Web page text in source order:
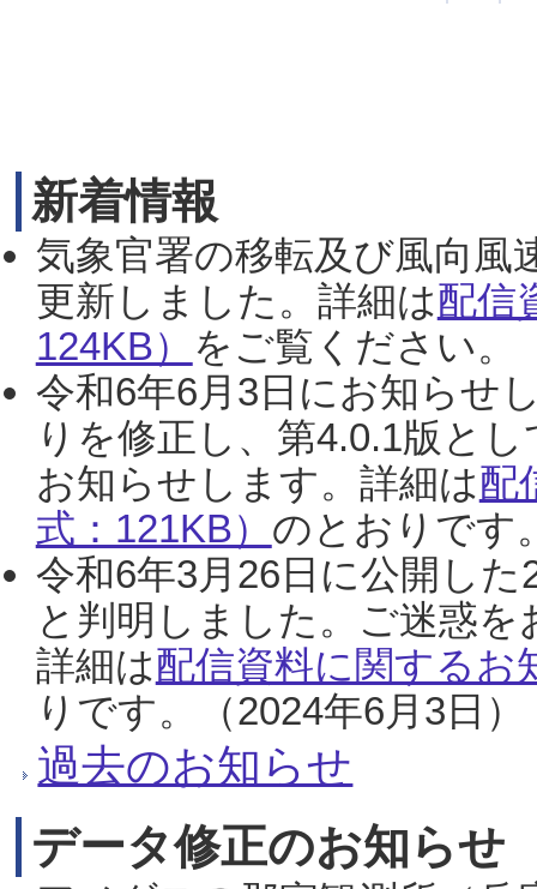
新着情報
気象官署の移転及び風向風
更新しました。詳細は配信
124KB） をご覧ください。
令和6年6月3日にお知らせ
りを修正し、第4.0.1版と
お知らせします。詳細は配
式：121KB） のとおりです
令和6年3月26日に公開し
と判明しました。ご迷惑
詳細は配信資料に関するお
りです。（2024年6月3日）
過去のお知らせ
データ修正のお知らせ